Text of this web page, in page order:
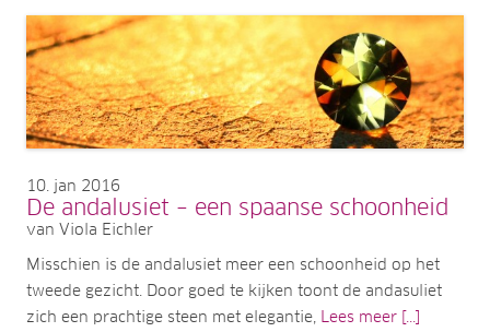
10 jan 2016
De andalusiet – een spaanse schoonheid
van Viola Eichler
Misschien is de andalusiet meer een schoonheid op het
tweede gezicht. Door goed te kijken toont de andasuliet
zich een prachtige steen met elegantie,
Lees meer [...]